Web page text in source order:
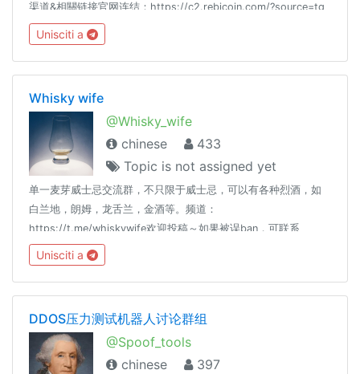
渠道&相關链接官网连结：https://c2.rebicoin.com/?source=tg
官方新闻频道：https://t.me/bitagechannal 区块链交流群：
https://t.me/BitBChinese
Unisciti a
Whisky wife
@Whisky_wife
chinese
433
Topic is not assigned yet
单一麦芽威士忌交流群，不只限于威士忌，可以有各种烈酒，如
白兰地，朗姆，龙舌兰，金酒等。频道：
https://t.me/whiskywife欢迎投稿～如果被误ban，可联系
@Hydrangea97 @cxzQOTP关键字：whisky whiskey 威士忌 酒
雪茄
Unisciti a
DDOS压力测试机器人讨论群组
@Spoof_tools
chinese
397